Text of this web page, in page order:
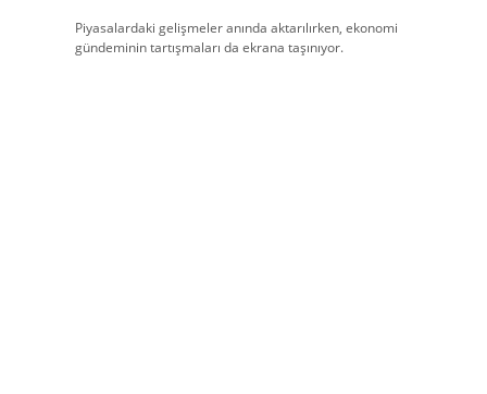
Piyasalardaki gelişmeler anında aktarılırken, ekonomi
gündeminin tartışmaları da ekrana taşınıyor.